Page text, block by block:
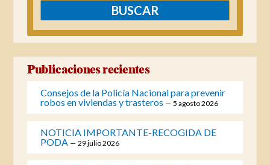
Publicaciones recientes
Consejos de la Policía Nacional para prevenir
robos en viviendas y trasteros
5 agosto 2026
NOTICIA IMPORTANTE-RECOGIDA DE
PODA
29 julio 2026